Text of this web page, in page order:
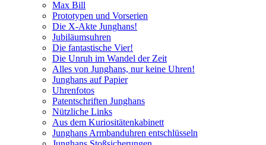
Max Bill
Prototypen und Vorserien
Die X-Akte Junghans!
Jubiläumsuhren
Die fantastische Vier!
Die Unruh im Wandel der Zeit
Alles von Junghans, nur keine Uhren!
Junghans auf Papier
Uhrenfotos
Patentschriften Junghans
Nützliche Links
Aus dem Kuriositätenkabinett
Junghans Armbanduhren entschlüsseln